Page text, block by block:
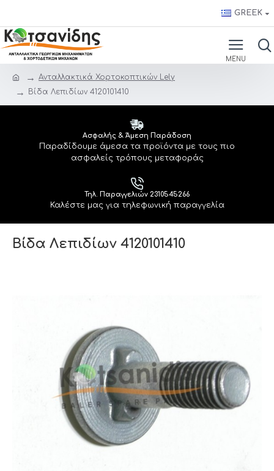
GREEK
Ανταλλακτικά Χορτοκοπτικών Lely
Βίδα Λεπιδίων 4120101410
Ασφαλής & Άμεση Παράδοση
Παραδίδουμε άμεσα τα προϊόντα με τους πιο
ασφαλείς τρόπους μεταφοράς
Τηλ. Παραγγελιών 2310545266
Καλέστε μας για τηλεφωνική παραγγελία
Βίδα Λεπιδίων 4120101410